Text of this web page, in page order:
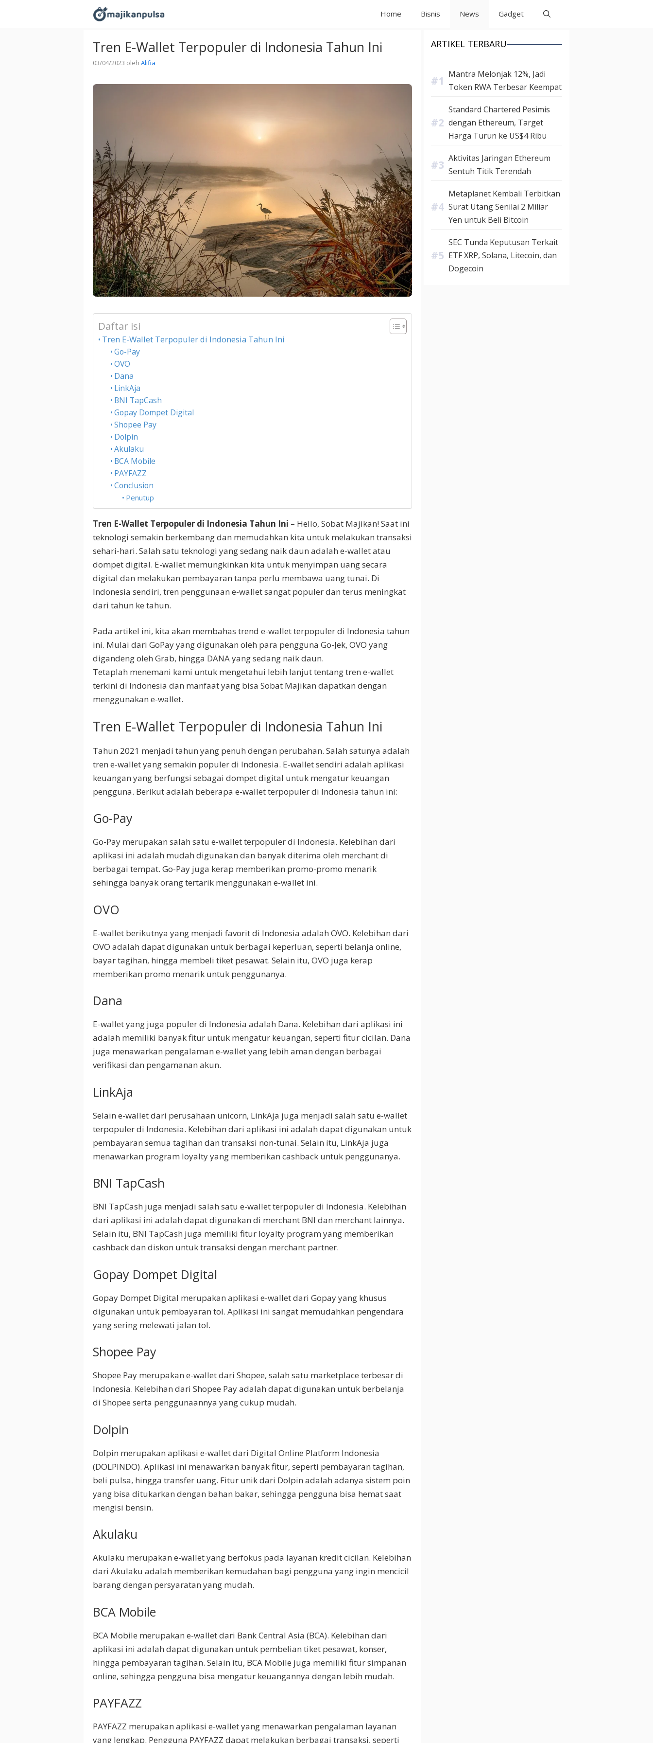
Home Bisnis News Gadget
Tren E-Wallet Terpopuler di Indonesia Tahun Ini
03/04/2023 oleh Alifia
Daftar isi
Tren E-Wallet Terpopuler di Indonesia Tahun Ini
Go-Pay
OVO
Dana
LinkAja
BNI TapCash
Gopay Dompet Digital
Shopee Pay
Dolpin
Akulaku
BCA Mobile
PAYFAZZ
Conclusion
Penutup
Tren E-Wallet Terpopuler di Indonesia Tahun Ini – Hello, Sobat Majikan! Saat ini
teknologi semakin berkembang dan memudahkan kita untuk melakukan transaksi
sehari-hari. Salah satu teknologi yang sedang naik daun adalah e-wallet atau
dompet digital. E-wallet memungkinkan kita untuk menyimpan uang secara
digital dan melakukan pembayaran tanpa perlu membawa uang tunai. Di
Indonesia sendiri, tren penggunaan e-wallet sangat populer dan terus meningkat
dari tahun ke tahun.
Pada artikel ini, kita akan membahas trend e-wallet terpopuler di Indonesia tahun
ini. Mulai dari GoPay yang digunakan oleh para pengguna Go-Jek, OVO yang
digandeng oleh Grab, hingga DANA yang sedang naik daun.
Tetaplah menemani kami untuk mengetahui lebih lanjut tentang tren e-wallet
terkini di Indonesia dan manfaat yang bisa Sobat Majikan dapatkan dengan
menggunakan e-wallet.
Tren E-Wallet Terpopuler di Indonesia Tahun Ini
Tahun 2021 menjadi tahun yang penuh dengan perubahan. Salah satunya adalah
tren e-wallet yang semakin populer di Indonesia. E-wallet sendiri adalah aplikasi
keuangan yang berfungsi sebagai dompet digital untuk mengatur keuangan
pengguna. Berikut adalah beberapa e-wallet terpopuler di Indonesia tahun ini:
Go-Pay
Go-Pay merupakan salah satu e-wallet terpopuler di Indonesia. Kelebihan dari
aplikasi ini adalah mudah digunakan dan banyak diterima oleh merchant di
berbagai tempat. Go-Pay juga kerap memberikan promo-promo menarik
sehingga banyak orang tertarik menggunakan e-wallet ini.
OVO
E-wallet berikutnya yang menjadi favorit di Indonesia adalah OVO. Kelebihan dari
OVO adalah dapat digunakan untuk berbagai keperluan, seperti belanja online,
bayar tagihan, hingga membeli tiket pesawat. Selain itu, OVO juga kerap
memberikan promo menarik untuk penggunanya.
Dana
E-wallet yang juga populer di Indonesia adalah Dana. Kelebihan dari aplikasi ini
adalah memiliki banyak fitur untuk mengatur keuangan, seperti fitur cicilan. Dana
juga menawarkan pengalaman e-wallet yang lebih aman dengan berbagai
verifikasi dan pengamanan akun.
LinkAja
Selain e-wallet dari perusahaan unicorn, LinkAja juga menjadi salah satu e-wallet
terpopuler di Indonesia. Kelebihan dari aplikasi ini adalah dapat digunakan untuk
pembayaran semua tagihan dan transaksi non-tunai. Selain itu, LinkAja juga
menawarkan program loyalty yang memberikan cashback untuk penggunanya.
BNI TapCash
BNI TapCash juga menjadi salah satu e-wallet terpopuler di Indonesia. Kelebihan
dari aplikasi ini adalah dapat digunakan di merchant BNI dan merchant lainnya.
Selain itu, BNI TapCash juga memiliki fitur loyalty program yang memberikan
cashback dan diskon untuk transaksi dengan merchant partner.
Gopay Dompet Digital
Gopay Dompet Digital merupakan aplikasi e-wallet dari Gopay yang khusus
digunakan untuk pembayaran tol. Aplikasi ini sangat memudahkan pengendara
yang sering melewati jalan tol.
Shopee Pay
Shopee Pay merupakan e-wallet dari Shopee, salah satu marketplace terbesar di
Indonesia. Kelebihan dari Shopee Pay adalah dapat digunakan untuk berbelanja
di Shopee serta penggunaannya yang cukup mudah.
Dolpin
Dolpin merupakan aplikasi e-wallet dari Digital Online Platform Indonesia
(DOLPINDO). Aplikasi ini menawarkan banyak fitur, seperti pembayaran tagihan,
beli pulsa, hingga transfer uang. Fitur unik dari Dolpin adalah adanya sistem poin
yang bisa ditukarkan dengan bahan bakar, sehingga pengguna bisa hemat saat
mengisi bensin.
Akulaku
Akulaku merupakan e-wallet yang berfokus pada layanan kredit cicilan. Kelebihan
dari Akulaku adalah memberikan kemudahan bagi pengguna yang ingin mencicil
barang dengan persyaratan yang mudah.
BCA Mobile
BCA Mobile merupakan e-wallet dari Bank Central Asia (BCA). Kelebihan dari
aplikasi ini adalah dapat digunakan untuk pembelian tiket pesawat, konser,
hingga pembayaran tagihan. Selain itu, BCA Mobile juga memiliki fitur simpanan
online, sehingga pengguna bisa mengatur keuangannya dengan lebih mudah.
PAYFAZZ
PAYFAZZ merupakan aplikasi e-wallet yang menawarkan pengalaman layanan
yang lengkap. Pengguna PAYFAZZ dapat melakukan berbagai transaksi, seperti
ARTIKEL TERBARU
Mantra Melonjak 12%, Jadi
Token RWA Terbesar Keempat
Standard Chartered Pesimis
dengan Ethereum, Target
Harga Turun ke US$4 Ribu
Aktivitas Jaringan Ethereum
Sentuh Titik Terendah
Metaplanet Kembali Terbitkan
Surat Utang Senilai 2 Miliar
Yen untuk Beli Bitcoin
SEC Tunda Keputusan Terkait
ETF XRP, Solana, Litecoin, dan
Dogecoin